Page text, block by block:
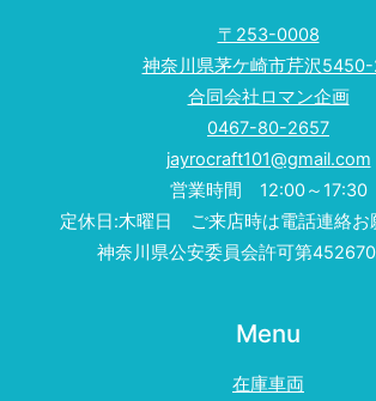
〒253-0008
神奈川県茅ケ崎市芹沢
合同会社ロマン企画
0467-80-2657
jayrocraft101@gmail.com
営業時間 12:00～17:30
定休日:木曜日 ご来店時は電話連絡お
神奈川県公安委員会許可第
Menu
在庫車両